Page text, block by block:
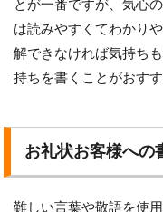
とが一番ですが、気心
は読みやすくてわかり
解できなければ気持ち
持ちを書くことがおすす
お礼状お客様への
難しい言葉や敬語を使